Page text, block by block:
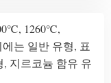
1260℃,
는 일반 유형, 표
지르코늄 함유 유